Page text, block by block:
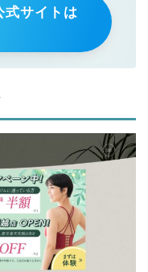
サイトは